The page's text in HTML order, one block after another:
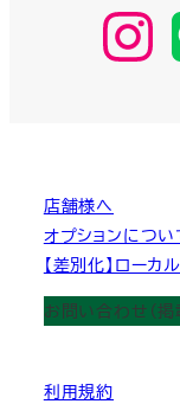
【
店舗様へ
オプションについ
【差別化】ロー
お問い合わせ（掲
利用規約